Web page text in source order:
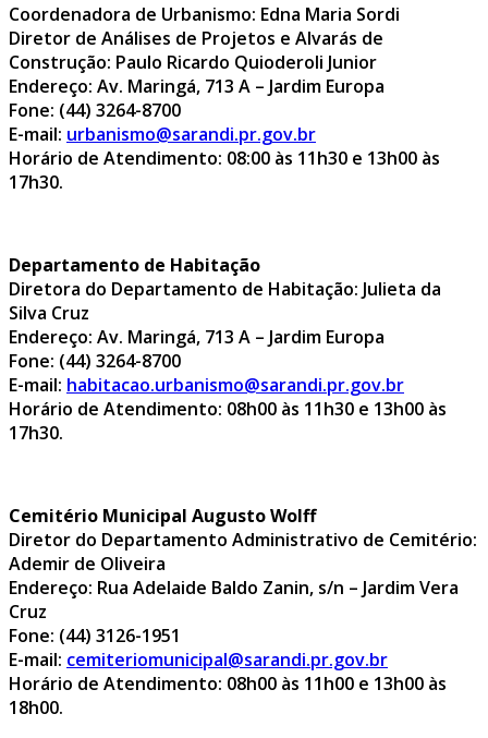
Coordenadora de Urbanismo: Edna Maria Sordi
Diretor de Análises de Projetos e Alvarás de
Construção: Paulo Ricardo Quioderoli Junior
Endereço: Av. Maringá, 713 A – Jardim Europa
Fone: (44) 3264-8700
E-mail: urbanismo@sarandi.pr.gov.br
Horário de Atendimento: 08:00 às 11h30 e 13h00 às
17h30.
Departamento de Habitação
Diretora do Departamento de Habitação: Julieta da
Silva Cruz
Endereço: Av. Maringá, 713 A – Jardim Europa
Fone: (44) 3264-8700
E-mail: habitacao.urbanismo@sarandi.pr.gov.br
Horário de Atendimento: 08h00 às 11h30 e 13h00 às
17h30.
Cemitério Municipal Augusto Wolff
Diretor do Departamento Administrativo de Cemitério:
Ademir de Oliveira
Endereço: Rua Adelaide Baldo Zanin, s/n – Jardim Vera
Cruz
Fone: (44) 3126-1951
E-mail: cemiteriomunicipal@sarandi.pr.gov.br
Horário de Atendimento: 08h00 às 11h00 e 13h00 às
18h00.